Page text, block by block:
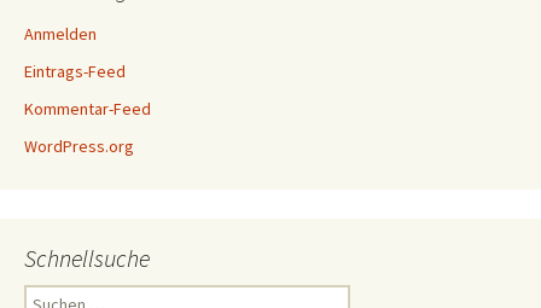
Anmelden
Eintrags-Feed
Kommentar-Feed
WordPress.org
Schnellsuche
Suchen